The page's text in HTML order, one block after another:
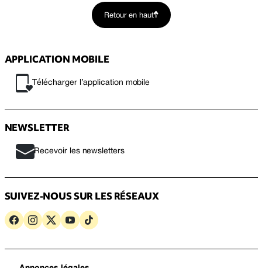
Retour en haut
APPLICATION MOBILE
Télécharger l’application mobile
NEWSLETTER
Recevoir les newsletters
SUIVEZ-NOUS SUR LES RÉSEAUX